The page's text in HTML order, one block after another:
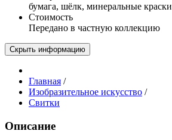
бумага, шёлк, минеральные краски
Стоимость
Передано в частную коллекцию
Скрыть информацию
Главная /
Изобразительное искусство /
Свитки
Описание